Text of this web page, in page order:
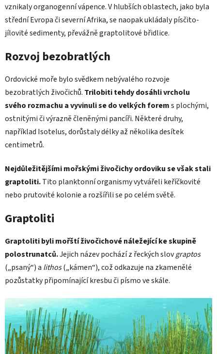
vznikaly organogenní vápence. V hlubších oblastech, jako byla
střední Evropa či severní Afrika, se naopak ukládaly písčito-
jílovité sedimenty, převážně graptolitové břidlice.
Rozvoj bezobratlých
Ordovické moře bylo svědkem nebývalého rozvoje
bezobratlých živočichů. Trilobiti tehdy dosáhli vrcholu
svého rozmachu a vyvinuli se do velkých forems plochými,
ostnitými či výrazně členěnými pancíři. Některé druhy,
například Isotelus, dorůstaly délky až několika desítek
centimetrů.
Nejdůležitějšími mořskými živočichy ordoviku se však stali
graptoliti.Tito planktonní organismy vytvářeli keříčkovité
nebo prutovité kolonie a rozšířili se po celém světě.
Graptoliti
Graptoliti byli mořští živočichové náležející ke skupině
polostrunatců.Jejich název pochází z řeckých slovgraptos
(„psaný“) a lithos(„kámen“), což odkazuje na zkamenělé
pozůstatky připomínající kresbu či písmo ve skále.